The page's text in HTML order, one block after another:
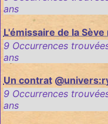
ans
L'émissaire de la Sève
9 Occurrences
ans
Un contrat
9 Occurrences
ans